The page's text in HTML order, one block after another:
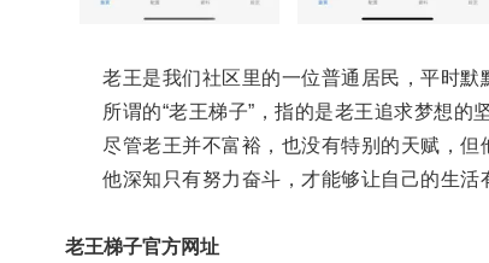
老王是我们社区里的一位普通居民，平时默
所谓的“老王梯子”，指的是老王追求梦想的坚
尽管老王并不富裕，也没有特别的天赋，但
他深知只有努力奋斗，才能够让自己的生活
老王梯子官方网址